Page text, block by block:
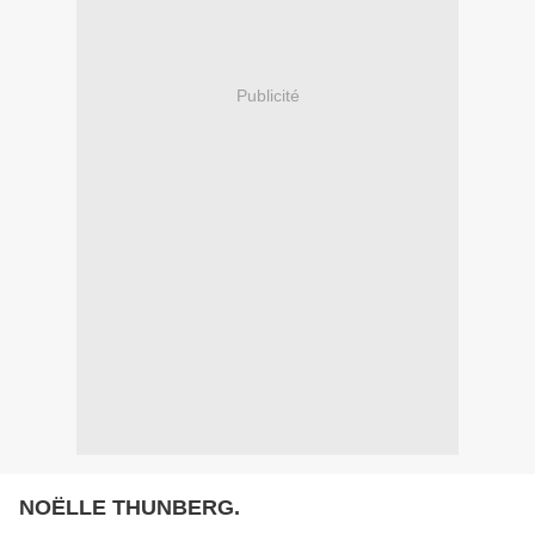
Publicité
NOËLLE THUNBERG.